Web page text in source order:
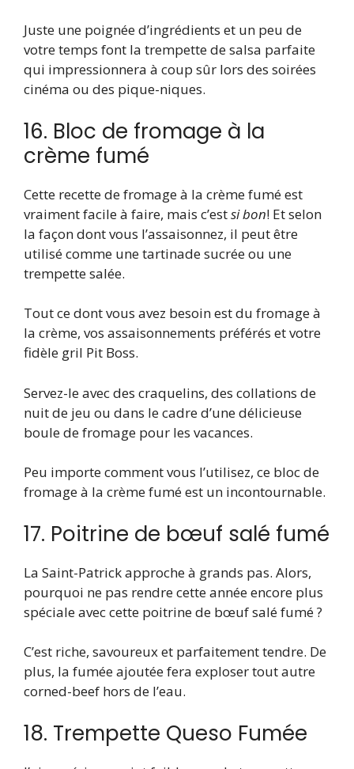
Juste une poignée d’ingrédients et un peu de
votre temps font la trempette de salsa parfaite
qui impressionnera à coup sûr lors des soirées
cinéma ou des pique-niques.
16. Bloc de fromage à la
crème fumé
Cette recette de fromage à la crème fumé est
vraiment facile à faire, mais c’estsi bon! Et selon
la façon dont vous l’assaisonnez, il peut être
utilisé comme une tartinade sucrée ou une
trempette salée.
Tout ce dont vous avez besoin est du fromage à
la crème, vos assaisonnements préférés et votre
fidèle gril Pit Boss.
Servez-le avec des craquelins, des collations de
nuit de jeu ou dans le cadre d’une délicieuse
boule de fromage pour les vacances.
Peu importe comment vous l’utilisez, ce bloc de
fromage à la crème fumé est un incontournable.
17. Poitrine de bœuf salé fumé
La Saint-Patrick approche à grands pas. Alors,
pourquoi ne pas rendre cette année encore plus
spéciale avec cette poitrine de bœuf salé fumé ?
C’est riche, savoureux et parfaitement tendre. De
plus, la fumée ajoutée fera exploser tout autre
corned-beef hors de l’eau.
18. Trempette Queso Fumée